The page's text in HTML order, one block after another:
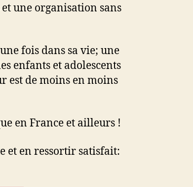
une organisation sans
fois dans sa vie; une
enfants et adolescents
est de moins en moins
en France et ailleurs !
et en ressortir satisfait: